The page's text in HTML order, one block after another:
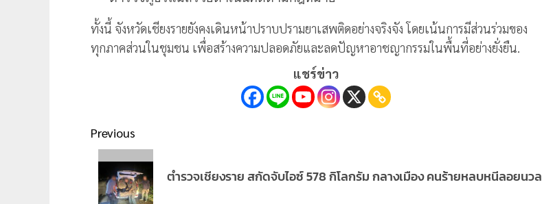
ทั้งนี้ จังหวัดเชียงรายยังคงเดินหน้าปราบปรามยาเสพติดอย่างจริงจัง โดยเน้นการมีส่วนร่วมของ
ทุกภาคส่วนในชุมชน เพื่อสร้างความปลอดภัยและลดปัญหาอาชญากรรมในพื้นที่อย่างยั่งยืน.
แชร์ข่าว
Post
navigation
Previous
Previous
post:
ตำรวจเชียงราย สกัดจับไอซ์ 578 กิโลกรัม กลางเมือง คนร้ายหลบหนีลอยนวล